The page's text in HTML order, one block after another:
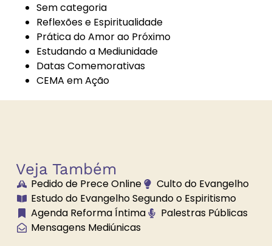
Bazar
Beneficente
Brilhe a Vossa
Luz
Bússola
Espiritual
Sem categoria
Reflexões e Espiritualidade
Prática do Amor ao Próximo
Estudando a Mediunidade
Datas Comemorativas
CEMA em Ação
Veja Também
Pedido de Prece Online
Culto do Evangelho
Estudo do Evangelho Segundo o Espiritismo
Agenda Reforma Íntima
Palestras Públicas
Mensagens Mediúnicas